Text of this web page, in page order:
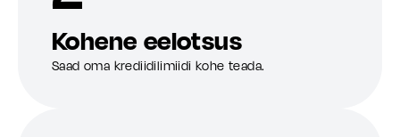
Kohene eelotsus
Saad oma krediidilimiidi kohe teada.